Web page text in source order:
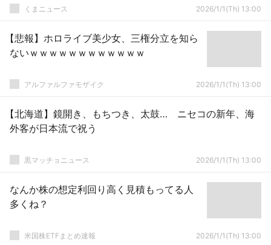
くまニュース 2026/1/1(Th) 13:00
【悲報】ホロライブ美少女、三権分立を知ら
ないｗｗｗｗｗｗｗｗｗｗｗｗ
アルファルファモザイク 2026/1/1(Th) 13:00
【北海道】鏡開き、もちつき、太鼓… ニセコの新年、海
外客が日本流で祝う
黒マッチョニュース 2026/1/1(Th) 13:00
なんか株の想定利回り高く見積もってる人
多くね？
米国株ETFまとめ速報 2026/1/1(Th) 13:00